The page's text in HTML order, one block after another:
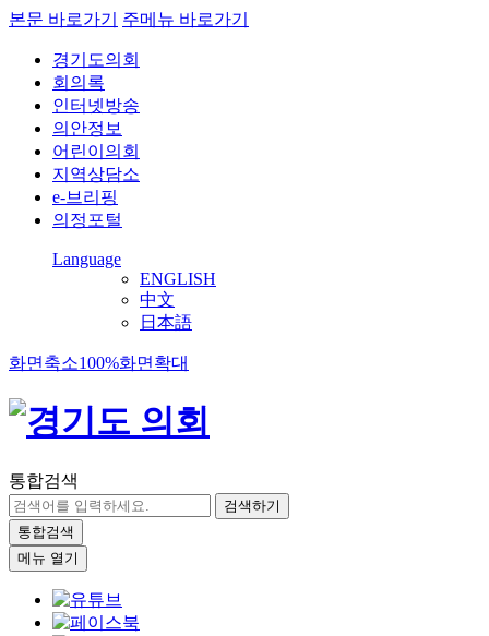
본문 바로가기 주메뉴 바로가기
경기도의회
회의록
인터넷방송
의안정보
어린이의회
지역상담소
e-브리핑
의정포털
Language
ENGLISH
中文
日本語
화면축소100%화면확대
통합검색
검색하기
통합검색
메뉴 열기